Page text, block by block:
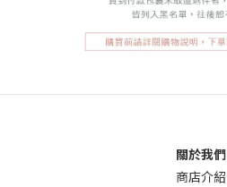
關於我們
商店介紹